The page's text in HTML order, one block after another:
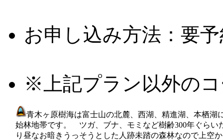
お申し込み方法：要
※上記プラン以外の
青木ヶ原樹海は富士山の北麓、西湖、精進湖、本栖湖
始林地帯です。 ツガ、ブナ、モミなど樹齢300年ぐらい
り昼なお暗きうっそうとした人跡未踏の森林なので上空